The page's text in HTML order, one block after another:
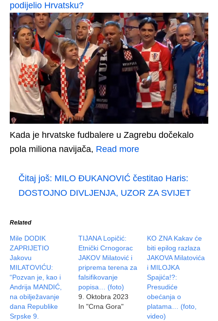
podijelio Hrvatsku?
Kada je hrvatske fudbalere u Zagrebu dočekalo
pola miliona navijača, Read more
Čitaj još: MILO ĐUKANOVIĆ čestitao Haris:
DOSTOJNO DIVLJENJA, UZOR ZA SVIJET
Related
Mile DODIK
ZAPRIJETIO
Jakovu
MILATOVIĆU:
“Pozvan je, kao i
Andrija MANDIĆ,
na obilježavanje
dana Republike
Srpske 9.
TIJANA Lopičić:
Etnički Crnogorac
JAKOV Milatović i
priprema terena za
falsifikovanje
popisa… (foto)
9. Oktobra 2023
In "Crna Gora"
KO ZNA Kakav će
biti epilog razlaza
JAKOVA Milatovića
i MILOJKA
Spajića!?:
Presudiće
obećanja o
platama… (foto,
video)